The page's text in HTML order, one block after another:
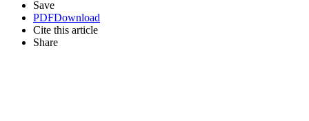
Save
PDFDownload
Cite this article
Share